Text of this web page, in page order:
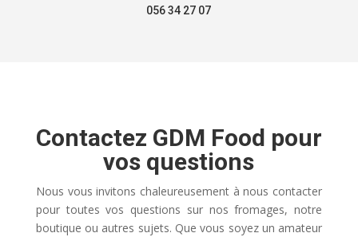
056 34 27 07
Contactez GDM Food pour
vos questions
Nous vous invitons chaleureusement à nous contacter
pour toutes vos questions sur nos fromages, notre
boutique ou autres sujets. Que vous soyez un amateur